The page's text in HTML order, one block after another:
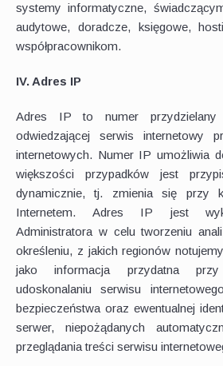
systemy informatyczne,
audytowe, doradcze, księgowe,
współpracownikom.
IV. Adres IP
Adres IP to numer przydzielany
odwiedzającej serwis internetowy
internetowych. Numer IP umożliwia
większości przypadków jest
dynamicznie, tj. zmienia się przy
Internetem. Adres IP jest
Administratora w celu tworzeniu
określeniu, z jakich regionów
jako informacja przydatna
udoskonalaniu serwisu
bezpieczeństwa oraz ewentualnej
serwer, niepożądanych
przeglądania treści serwisu